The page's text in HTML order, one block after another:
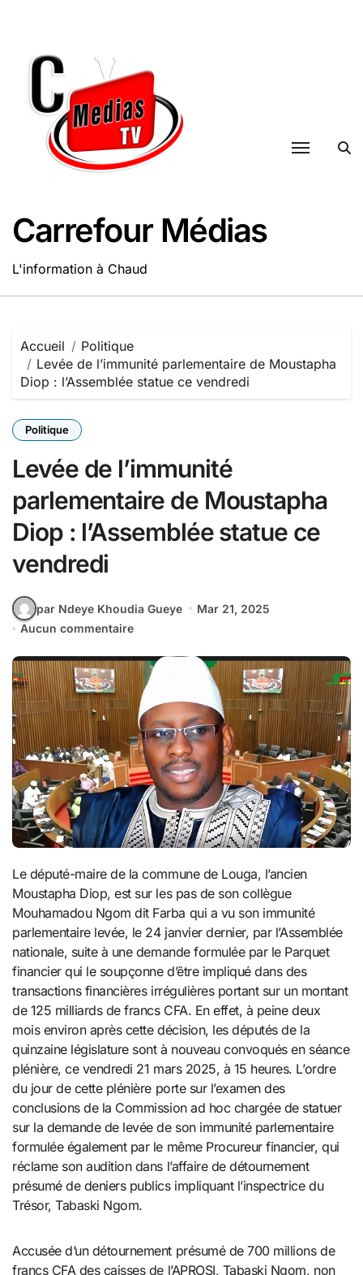
Carrefour Médias
L'information à Chaud
Accueil
Politique
Levée de l’immunité parlementaire de Moustapha
Diop : l’Assemblée statue ce vendredi
Politique
Levée de l’immunité
parlementaire de Moustapha
Diop : l’Assemblée statue ce
vendredi
par Ndeye Khoudia Gueye
Mar 21, 2025
Aucun commentaire
Le député-maire de la commune de Louga, l’ancien
Moustapha Diop, est sur les pas de son collègue
Mouhamadou Ngom dit Farba qui a vu son immunité
parlementaire levée, le 24 janvier dernier, par l’Assemblée
nationale, suite à une demande formulée par le Parquet
financier qui le soupçonne d’être impliqué dans des
transactions financières irrégulières portant sur un montant
de 125 milliards de francs CFA. En effet, à peine deux
mois environ après cette décision, les députés de la
quinzaine législature sont à nouveau convoqués en séance
plénière, ce vendredi 21 mars 2025, à 15 heures. L’ordre
du jour de cette plénière porte sur l’examen des
conclusions de la Commission ad hoc chargée de statuer
sur la demande de levée de son immunité parlementaire
formulée également par le même Procureur financier, qui
réclame son audition dans l’affaire de détournement
présumé de deniers publics impliquant l’inspectrice du
Trésor, Tabaski Ngom.
Accusée d’un détournement présumé de 700 millions de
francs CFA des caisses de l’APROSI, Tabaski Ngom, non